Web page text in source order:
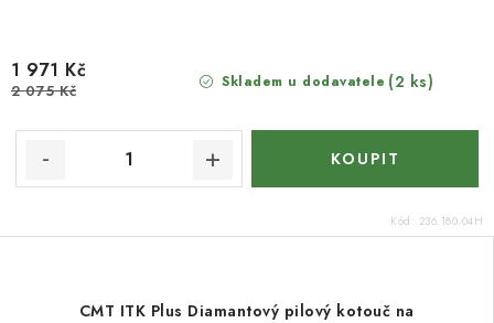
Skladem u dodavatele (2 ks)
1 971 Kč
2 075 Kč
Kód: 236.180.04H
CMT ITK Plus Diamantový pilový kotouč na